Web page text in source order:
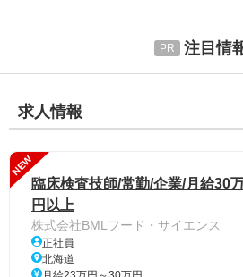
注目情
求人情報
NEW
臨床検査技師/常勤/企業/月給30
円以上
株式会社BMLフード・サイエンス
正社員
北海道